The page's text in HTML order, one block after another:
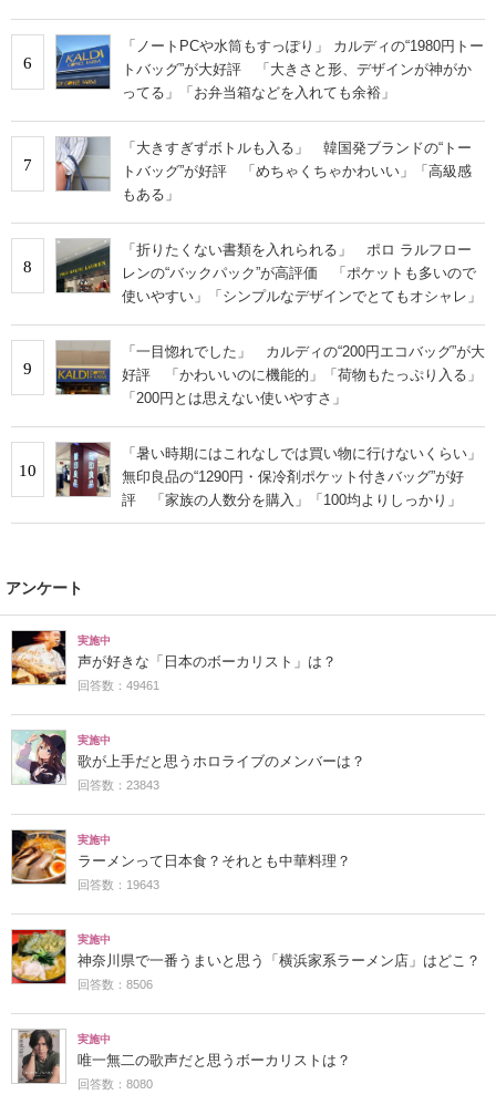
6
「ノートPCや水筒もすっぽり」 カルディの“1980円トー
トバッグ”が大好評 「大きさと形、デザインが神がか
ってる」「お弁当箱などを入れても余裕」
7
「大きすぎずボトルも入る」 韓国発ブランドの“トー
トバッグ”が好評 「めちゃくちゃかわいい」「高級感
もある」
8
「折りたくない書類を入れられる」 ポロ ラルフロー
レンの“バックパック”が高評価 「ポケットも多いので
使いやすい」「シンプルなデザインでとてもオシャレ」
9
「一目惚れでした」 カルディの“200円エコバッグ”が大
好評 「かわいいのに機能的」「荷物もたっぷり入る」
「200円とは思えない使いやすさ」
10
「暑い時期にはこれなしでは買い物に行けないくらい」
無印良品の“1290円・保冷剤ポケット付きバッグ”が好
評 「家族の人数分を購入」「100均よりしっかり」
アンケート
実施中
声が好きな「日本のボーカリスト」は？
回答数：49461
実施中
歌が上手だと思うホロライブのメンバーは？
回答数：23843
実施中
ラーメンって日本食？それとも中華料理？
回答数：19643
実施中
神奈川県で一番うまいと思う「横浜家系ラーメン店」はどこ？
回答数：8506
実施中
唯一無二の歌声だと思うボーカリストは？
回答数：8080